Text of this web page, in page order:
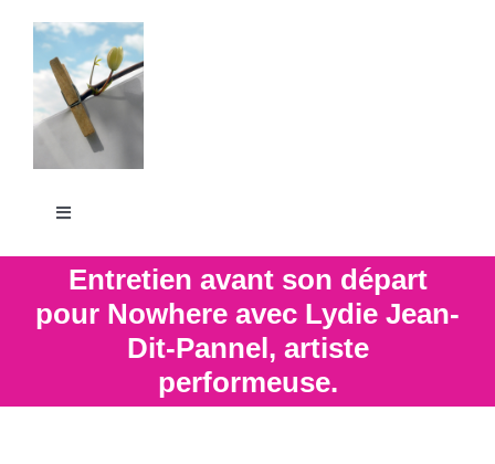
contenu
Toggle
La Grande Lessive
Entretien avant son départ
pour Nowhere avec Lydie Jean-
Dit-Pannel, artiste
performeuse.